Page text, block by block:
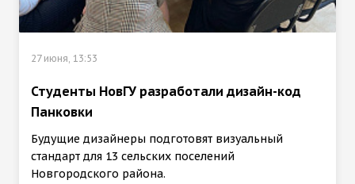
27 июня, 13:53
Студенты НовГУ разработали дизайн-код
Панковки
Будущие дизайнеры подготовят визуальный
стандарт для 13 сельских поселений
Новгородского района.